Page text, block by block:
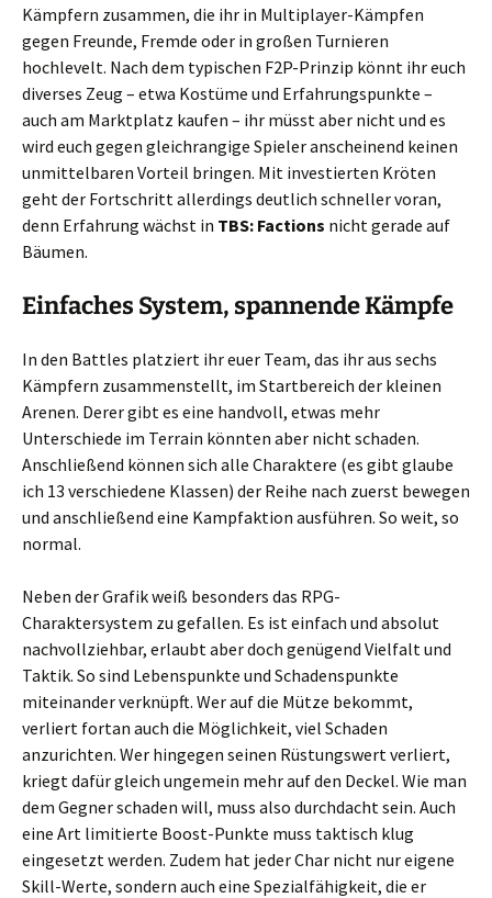
Kämpfern zusammen, die ihr in Multiplayer-Kämpfen
gegen Freunde, Fremde oder in großen Turnieren
hochlevelt. Nach dem typischen F2P-Prinzip könnt ihr euch
diverses Zeug – etwa Kostüme und Erfahrungspunkte –
auch am Marktplatz kaufen – ihr müsst aber nicht und es
wird euch gegen gleichrangige Spieler anscheinend keinen
unmittelbaren Vorteil bringen. Mit investierten Kröten
geht der Fortschritt allerdings deutlich schneller voran,
denn Erfahrung wächst in TBS: Factions nicht gerade auf
Bäumen.
Einfaches System, spannende Kämpfe
In den Battles platziert ihr euer Team, das ihr aus sechs
Kämpfern zusammenstellt, im Startbereich der kleinen
Arenen. Derer gibt es eine handvoll, etwas mehr
Unterschiede im Terrain könnten aber nicht schaden.
Anschließend können sich alle Charaktere (es gibt glaube
ich 13 verschiedene Klassen) der Reihe nach zuerst bewegen
und anschließend eine Kampfaktion ausführen. So weit, so
normal.
Neben der Grafik weiß besonders das RPG-
Charaktersystem zu gefallen. Es ist einfach und absolut
nachvollziehbar, erlaubt aber doch genügend Vielfalt und
Taktik. So sind Lebenspunkte und Schadenspunkte
miteinander verknüpft. Wer auf die Mütze bekommt,
verliert fortan auch die Möglichkeit, viel Schaden
anzurichten. Wer hingegen seinen Rüstungswert verliert,
kriegt dafür gleich ungemein mehr auf den Deckel. Wie man
dem Gegner schaden will, muss also durchdacht sein. Auch
eine Art limitierte Boost-Punkte muss taktisch klug
eingesetzt werden. Zudem hat jeder Char nicht nur eigene
Skill-Werte, sondern auch eine Spezialfähigkeit, die er